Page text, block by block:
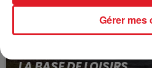
Gérer mes